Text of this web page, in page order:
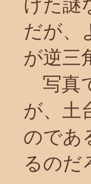
けた謎
だが、
が逆三
写真
が、土
のであ
るのだ